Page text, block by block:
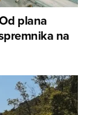
plana
na